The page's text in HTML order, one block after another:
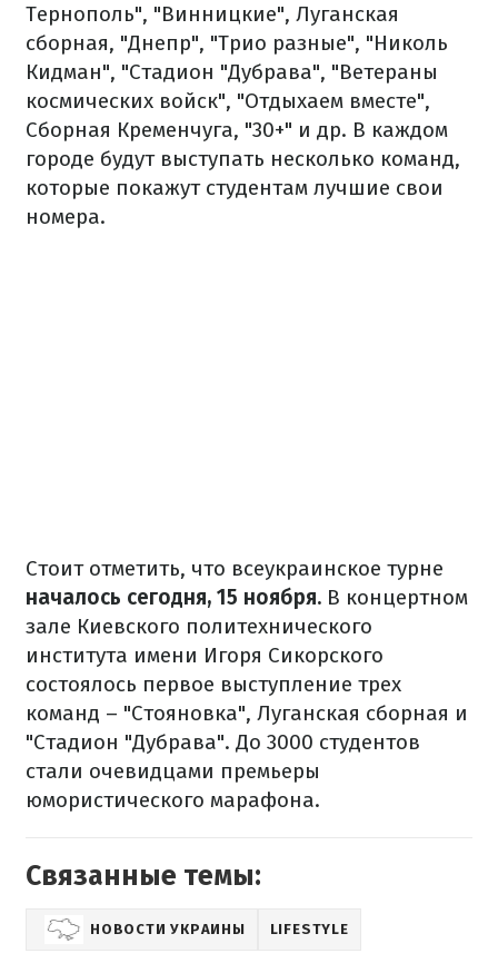
Тернополь", "Винницкие", Луганская
сборная, "Днепр", "Трио разные", "Николь
Кидман", "Стадион "Дубрава", "Ветераны
космических войск", "Отдыхаем вместе",
Сборная Кременчуга, "30+" и др. В каждом
городе будут выступать несколько команд,
которые покажут студентам лучшие свои
номера.
Стоит отметить, что всеукраинское турне
началось сегодня, 15 ноября. В концертном
зале Киевского политехнического
института имени Игоря Сикорского
состоялось первое выступление трех
команд – "Стояновка", Луганская сборная и
"Стадион "Дубрава". До 3000 студентов
стали очевидцами премьеры
юмористического марафона.
Связанные темы:
НОВОСТИ УКРАИНЫ LIFESTYLE